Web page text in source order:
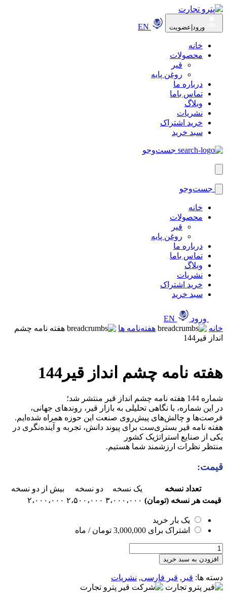
ورود|عضویت
خانه
محصولات
قیر
روغن پایه
درباره ما
تماس باما
وبلاگ
نشریات
خرید اشتراک
سبد خرید
جست‌وجو
جست‌وجو
خانه
محصولات
قیر
روغن پایه
درباره ما
تماس باما
وبلاگ
نشریات
خرید اشتراک
سبد خرید
ورود
خانه
هفته‌نامه ها
هفته نامه چشم
انداز قیر144
هفته نامه چشم انداز قیر144
شماره 144 هفته نامه چشم انداز قیر منتشر شد؛
‎در این شماره، با نگاهی تحلیلی به بازار قیر، روندهای جهانی،
فرصت‌ها و چالش‌های پیش‌روی صنعت این حوزه همراه شده‌ایم.
‎هفته نامه قیر بستری‌ست برای پیوند دانش، تجربه و آینده‌نگری در
یکی از صنایع استراتژیک کشور
قیمت:
تعداد نسخه یک نسخه دو نسخه
بیش از دو نسخه
قیمت هر نسخه (تومان) ۳،۰۰۰،۰۰۰ ۲،۵۰۰،۰۰۰ ۲،۰۰۰،۰۰۰
یک بار خرید
اشتراک برای 3,000,000 تومان / ماه
هفته
نامه
چشم
انداز
قیر144
افزودن به سبد خرید
دسته ها: قیر , قیر فارسی, نشریات